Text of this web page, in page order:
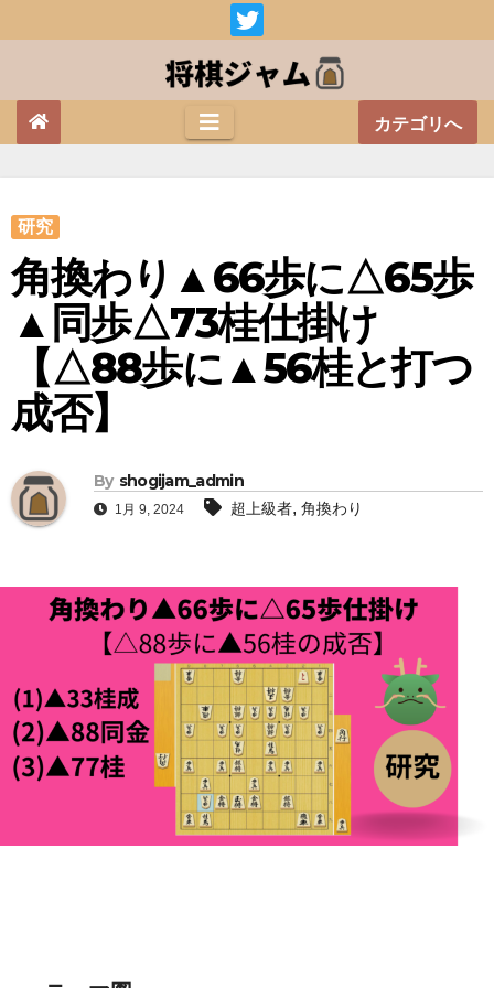
カテゴリへ
研究
角換わり▲66歩に△65歩
▲同歩△73桂仕掛け
【△88歩に▲56桂と打つ
成否】
By shogijam_admin
1月 9, 2024 超上級者, 角換わり